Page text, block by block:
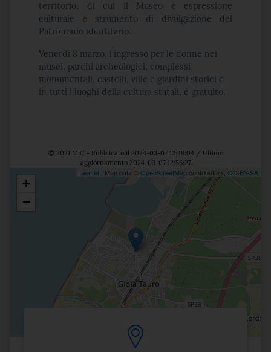
territorio, di cui il Museo è espressione
culturale e strumento di divulgazione del
Patrimonio identitario.
Venerdì 8 marzo, l'ingresso per le donne nei
musei, parchi archeologici, complessi
monumentali, castelli, ville e giardini storici e
in tutti i luoghi della cultura statali, è gratuito.
© 2021 MiC - Pubblicato il 2024-03-07 12:49:04 / Ultimo
aggiornamento 2024-03-07 12:56:27
Posizione
+
−
Leaflet | Map data © OpenStreetMap contributors, CC-BY-SA